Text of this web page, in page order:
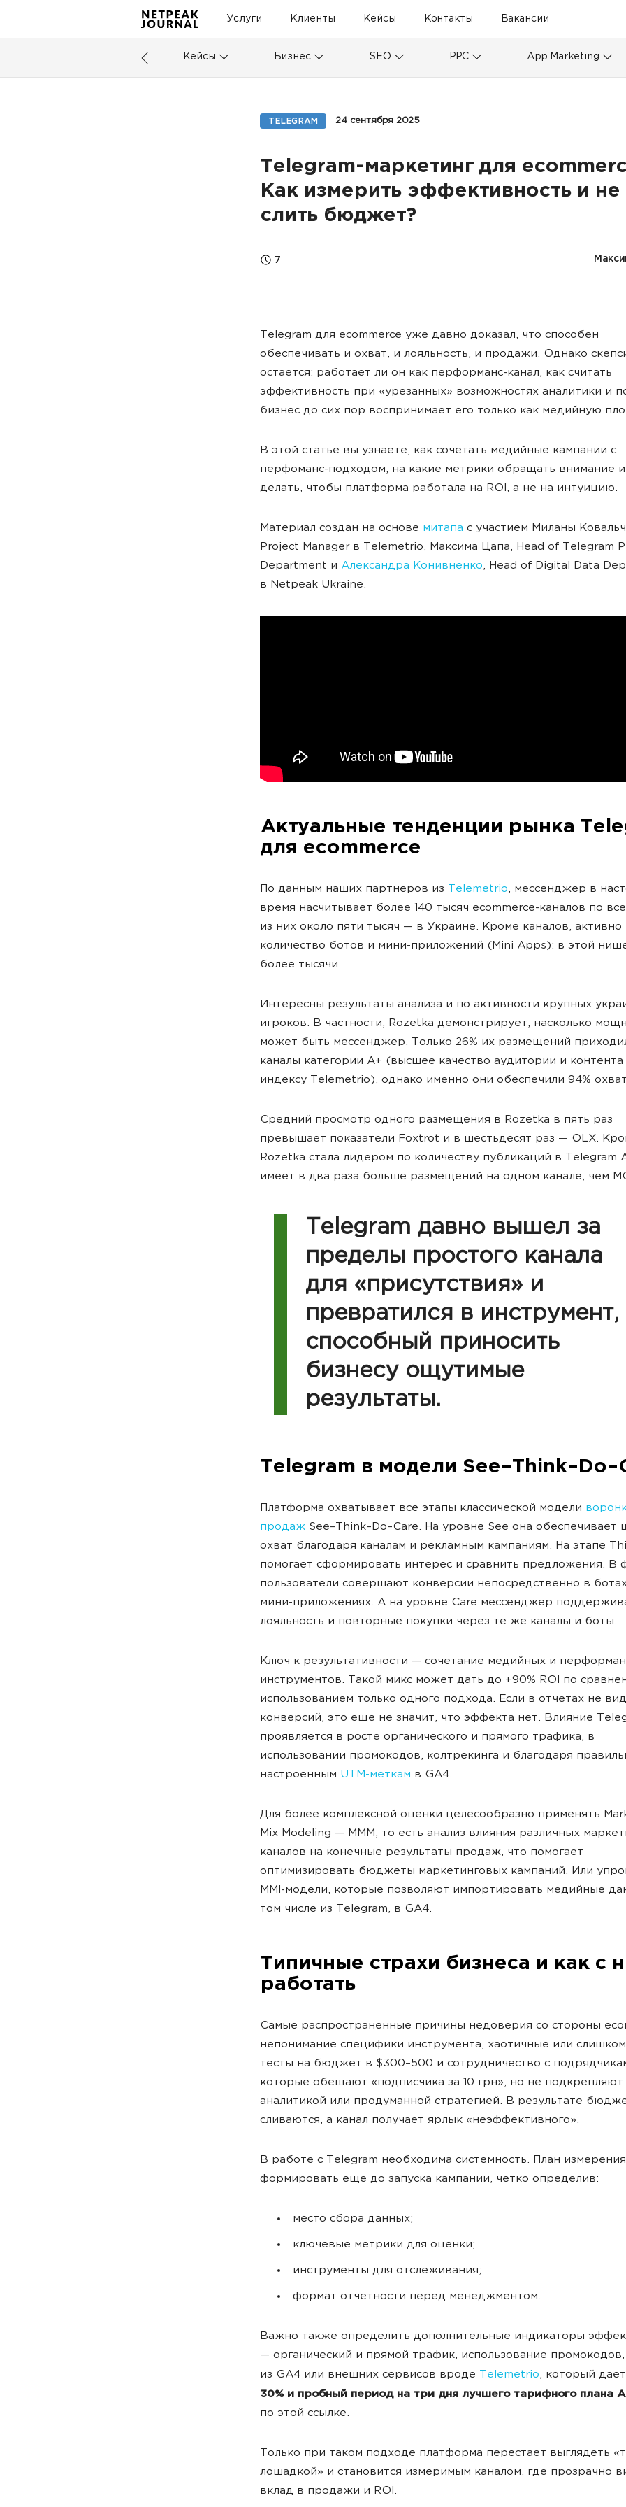
Услуги Клиенты Кейсы Контакты Вакансии
Кейсы Бизнес SEO PPC App Marketing
TELEGRAM 24 сентября 2025
Telegram-маркетинг для
Как измерить эффективность и не
слить бюджет?
7
Telegram для ecommerce уже давно доказал, что способен
обеспечивать и охват, и лояльность, и продажи. Однако
остается: работает ли он как перформанс-канал, как считать
эффективность при «урезанных» возможностях аналитики и
бизнес до сих пор воспринимает его только как медийную
В этой статье вы узнаете, как сочетать медийные кампании с
перфоманс-подходом, на какие метрики обращать внимание и
делать, чтобы платформа работала на ROI, а не на интуицию.
Материал создан на основе митапа с участием Миланы
Project Manager в Telemetrio, Максима Цапа, Head of Telegram
Department и Александра Конивненко, Head of Digital Data
в Netpeak Ukraine.
Актуальные тенденции рынка
для ecommerce
По данным наших партнеров из Telemetrio, мессенджер в
время насчитывает более 140 тысяч ecommerce-каналов по
из них около пяти тысяч — в Украине. Кроме каналов, активно
количество ботов и мини-приложений (Mini Apps): в этой
более тысячи.
Интересны результаты анализа и по активности крупных
игроков. В частности, Rozetka демонстрирует, насколько
может быть мессенджер. Только 26% их размещений
каналы категории А+ (высшее качество аудитории и контента
индексу Telemetrio), однако именно они обеспечили 94%
Средний просмотр одного размещения в Rozetka в пять раз
превышает показатели Foxtrot и в шестьдесят раз — OLX.
Rozetka стала лидером по количеству публикаций в Telegram
имеет в два раза больше размещений на одном канале, чем
Telegram давно вышел за
пределы простого канала
для «присутствия» и
превратился в инструмент,
способный приносить
бизнесу ощутимые
результаты.
Telegram в модели
Платформа охватывает все этапы классической модели
продаж See–Think–Do–Care. На уровне See она обеспечивает
охват благодаря каналам и рекламным кампаниям. На этапе
помогает сформировать интерес и сравнить предложения. В
пользователи совершают конверсии непосредственно в
мини-приложениях. А на уровне Care мессенджер
лояльность и повторные покупки через те же каналы и боты.
Ключ к результативности — сочетание медийных и
инструментов. Такой микс может дать до +90% ROI по
использованием только одного подхода. Если в отчетах не
конверсий, это еще не значит, что эффекта нет. Влияние
проявляется в росте органического и прямого трафика, в
использовании промокодов, колтрекинга и благодаря
настроенным UTM-меткам в GA4.
Для более комплексной оценки целесообразно применять
Mix Modeling — MMM, то есть анализ влияния различных
каналов на конечные результаты продаж, что помогает
оптимизировать бюджеты маркетинговых кампаний. Или
MMI-модели, которые позволяют импортировать медийные
том числе из Telegram, в GA4.
Типичные страхи бизнеса и как с
работать
Самые распространенные причины недоверия со стороны
непонимание специфики инструмента, хаотичные или
тесты на бюджет в $300–500 и сотрудничество с
которые обещают «подписчика за 10 грн», но не подкрепляют
аналитикой или продуманной стратегией. В результате
сливаются, а канал получает ярлык «неэффективного».
В работе с Telegram необходима системность. План
формировать еще до запуска кампании, четко определив:
место сбора данных;
ключевые метрики для оценки;
инструменты для отслеживания;
формат отчетности перед менеджментом.
Важно также определить дополнительные индикаторы
— органический и прямой трафик, использование
из GA4 или внешних сервисов вроде Telemetrio, который дает
30% и пробный период на три дня лучшего тарифного плана
по этой ссылке.
Только при таком подходе платформа перестает выглядеть
лошадкой» и становится измеримым каналом, где прозрачно
вклад в продажи и ROI.